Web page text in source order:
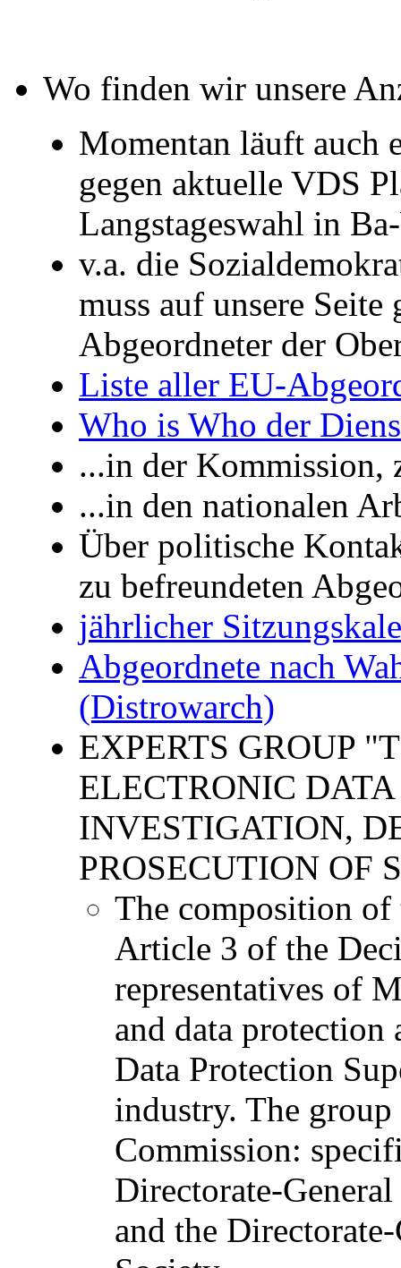
Wo finden wir unsere
Momentan läuft auch
gegen aktuelle VDS
Langstageswahl in
v.a. die
muss auf unsere Seite
Abgeordneter der
Liste aller EU-
Who is Who der
...in der Kommission,
...in den nationalen
Über politische
zu befreundeten
jährlicher
Abgeordnete nach
(Distrowarch)
EXPERTS GROUP
ELECTRONIC
INVESTIGATION,
PROSECUTION OF
The composition of
Article 3 of the
representatives of
and data protection
Data Protection
industry. The
Commission:
Directorate-
and the